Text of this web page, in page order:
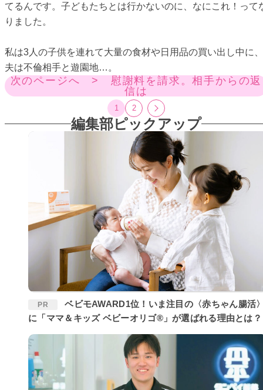
てるんです。子どもたちとは行かないのに、なにこれ！って
りました。
私は3人の子供を連れて大量の食材や日用品の買い出し中に、
夫は不倫相手と遊園地…。
次のページへ > 慰謝料を請求。相手からの返
信は
1 2
編集部ピックアップ
PR
ベビモAWARD1位！いま注目の〈赤ちゃん腸活〉
に「ママ＆キッズ ベビーオリゴ®」が選ばれる理由とは？